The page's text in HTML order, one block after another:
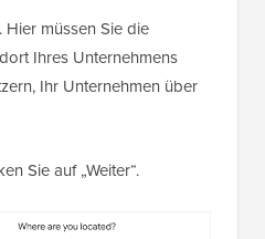
Hier müssen Sie die
Ihres Unternehmens
Ihr Unternehmen über
Sie auf „Weiter“.